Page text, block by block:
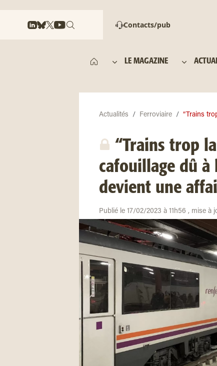
Contacts/pub
LE MAGAZINE
Actualités Ferroviaire “Trains
“Trains trop
cafouillage dû à
devient une
Publié le 17/02/2023 à 11h56 , mise à